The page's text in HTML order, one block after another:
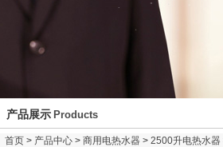
产品展示 Products
首页 > 产品中心 > 商用电热水器 > 2500升电热水器